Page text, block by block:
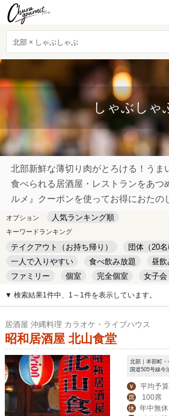
北部 × しゃぶしゃぶ
しゃぶしゃ
北部新鮮な薄切り肉がとろける！うま
食べられる居酒屋・レストランをあつ
ルメ』クーポンを使ってお得におたの
オプション 人気ランキング順
キーワードランキング
テイクアウト（お持ち帰り）
団体（20名
一人で入りやすい
食べ飲み放題 昼飲
ファミリー
個室 完全個室 女子会
キッズルーム
安い デート
▼ 検索結果1件中、1～1件を表示しています。
居酒屋 沖縄料理 カラオケ・ライブハウス
昭和居酒屋 北山食堂
北部｜本部町・
国道505号線今
￥ 平均予
席 100席
休 年中無休